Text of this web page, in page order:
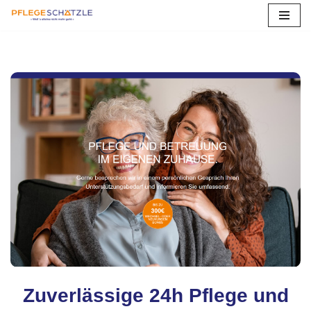
springen
Zuverlässige 24h Pflege und